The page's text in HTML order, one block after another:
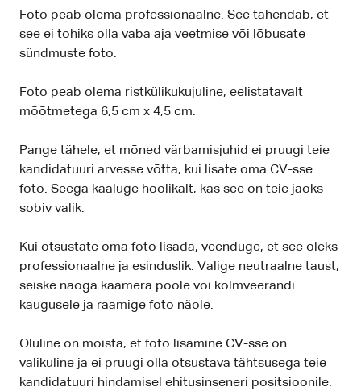
Foto peab olema professionaalne. See tähendab, et
see ei tohiks olla vaba aja veetmise või lõbusate
sündmuste foto.
Foto peab olema ristkülikukujuline, eelistatavalt
mõõtmetega 6,5 cm x 4,5 cm.
Pange tähele, et mõned värbamisjuhid ei pruugi teie
kandidatuuri arvesse võtta, kui lisate oma CV-sse
foto. Seega kaaluge hoolikalt, kas see on teie jaoks
sobiv valik.
Kui otsustate oma foto lisada, veenduge, et see oleks
professionaalne ja esinduslik. Valige neutraalne taust,
seiske näoga kaamera poole või kolmveerandi
kaugusele ja raamige foto näole.
Oluline on mõista, et foto lisamine CV-sse on
valikuline ja ei pruugi olla otsustava tähtsusega teie
kandidatuuri hindamisel ehitusinseneri positsioonile.